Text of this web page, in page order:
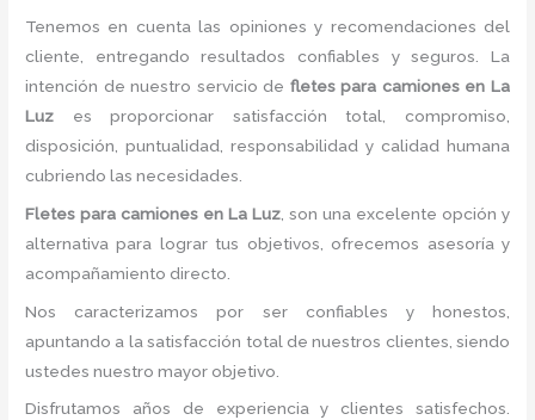
Tenemos en cuenta las opiniones y recomendaciones del
cliente, entregando resultados confiables y seguros. La
intención de nuestro servicio de fletes para camiones en La
Luz es proporcionar satisfacción total, compromiso,
disposición, puntualidad, responsabilidad y calidad humana
cubriendo las necesidades.
Fletes para camiones en La Luz , son una excelente opción y
alternativa para lograr tus objetivos, ofrecemos asesoría y
acompañamiento directo.
Nos caracterizamos por ser confiables y honestos,
apuntando a la satisfacción total de nuestros clientes, siendo
ustedes nuestro mayor objetivo.
Disfrutamos años de experiencia y clientes satisfechos.